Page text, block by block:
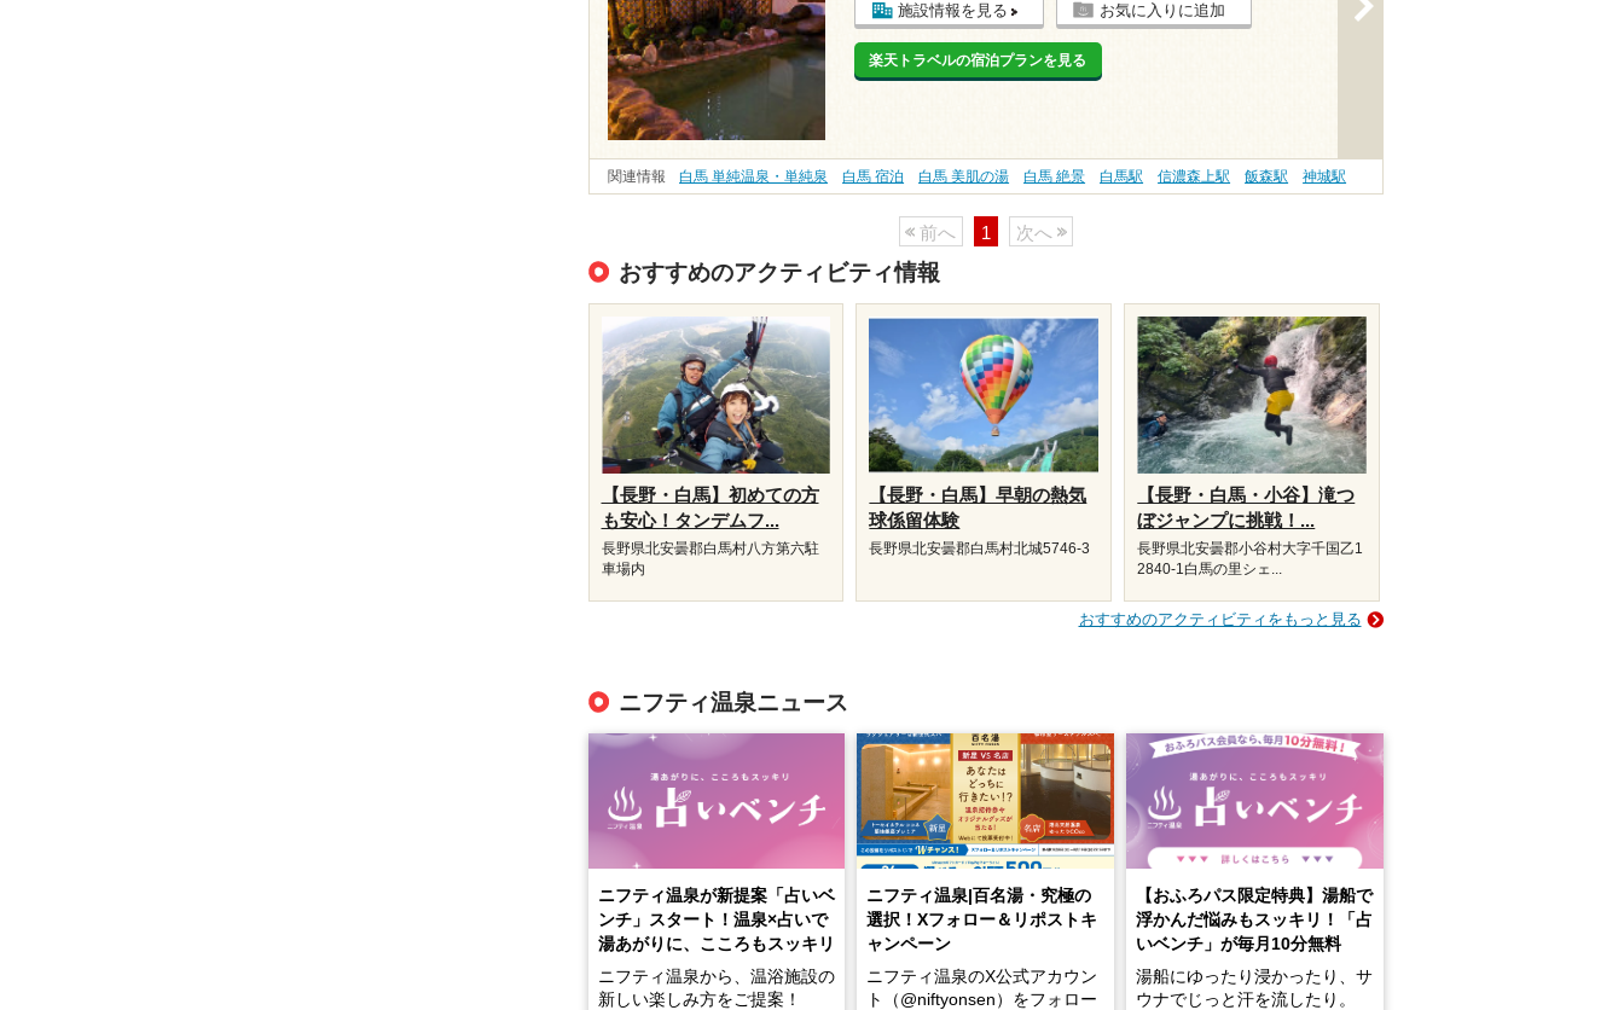
施設情報を見る お気に入りに追加
楽天トラベルの宿泊プランを見る
関連情報 白馬 単純温泉・単純泉 白馬 宿泊 白馬 美肌の湯 白馬 絶景 白馬駅 信濃森上駅 飯森駅 神城駅
前へ 1 次へ
おすすめのアクティビティ情報
【長野・白馬】初めての方
も安心！タンデムフ...
長野県北安曇郡白馬村八方第六駐
車場内
【長野・白馬】早朝の熱気
球係留体験
長野県北安曇郡白馬村北城5746-3
【長野・白馬・小谷】滝つ
ぼジャンプに挑戦！...
長野県北安曇郡小谷村大字千国乙1
2840-1白馬の里シェ...
おすすめのアクティビティをもっと見る
ニフティ温泉ニュース
ニフティ温泉が新提案「占いベ
ンチ」スタート！温泉×占いで
湯あがりに、こころもスッキリ
ニフティ温泉から、温浴施設の
新しい楽しみ方をご提案！
ニフティ温泉|百名湯・究極の
選択！Xフォロー＆リポストキ
ャンペーン
ニフティ温泉のX公式アカウン
ト（@niftyonsen）をフォロー
【おふろパス限定特典】湯船で
浮かんだ悩みもスッキリ！「占
いベンチ」が毎月10分無料
湯船にゆったり浸かったり、サ
ウナでじっと汗を流したり。